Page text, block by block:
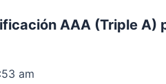
AAA (Triple A)
am